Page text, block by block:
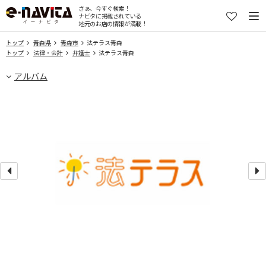
さぁ、今すぐ検索！
ナビタに掲載されている
地元のお店の情報が満載！
トップ 青森県 青森市
法テラス青森
トップ
法律・会計 弁護士 法テラス青森
アルバム